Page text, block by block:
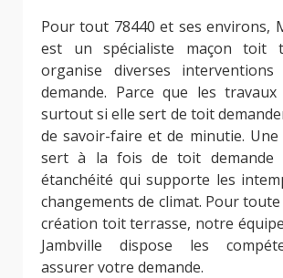
Pour tout 78440 et ses environs,
est un spécialiste maçon toit
organise diverses
demande. Parce que les
surtout si elle sert de toit
de savoir-faire et de minutie.
sert à la fois de toit demande
étanchéité qui supporte les
changements de climat. Pour toute
création toit terrasse, notre
Jambville dispose les
assurer votre demande.